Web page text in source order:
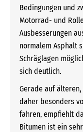
Bedingungen und
Motorrad- und
Ausbesserungen
normalem Asphalt
Schräglagen
sich deutlich.
Gerade auf
daher besonders
fahren, empfiehlt
Bitumen ist ein